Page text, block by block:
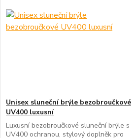
Unisex sluneční brýle bezobroučkové
UV400 luxusní
Luxusní bezobroučkové sluneční brýle s
UV400 ochranou, stylový doplněk pro